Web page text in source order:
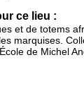
ce lieu :
et de totems
marquises.
de Michel